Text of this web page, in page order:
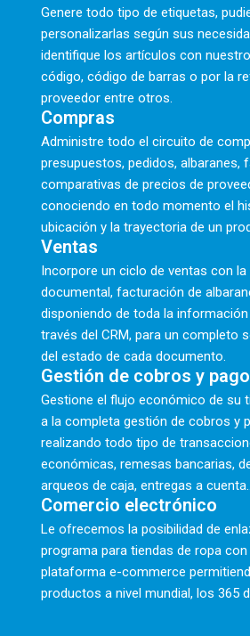
Genere todo tipo de etiquetas,
personalizarlas según sus
identifique los artículos con
código, código de barras o por la
proveedor entre otros.
Compras
Administre todo el circuito de
presupuestos, pedidos, albaranes,
comparativas de precios de
conociendo en todo momento el
ubicación y la trayectoria de un
Ventas
Incorpore un ciclo de ventas con la
documental, facturación de
disponiendo de toda la
través del CRM, para un completo
del estado de cada documento.
Gestión de cobros y
Gestione el flujo económico de su
a la completa gestión de cobros y
realizando todo tipo de
económicas, remesas bancarias,
arqueos de caja, entregas a
Comercio electrónico
Le ofrecemos la posibilidad de
programa para tiendas de ropa con
plataforma e-commerce
productos a nivel mundial, los 365